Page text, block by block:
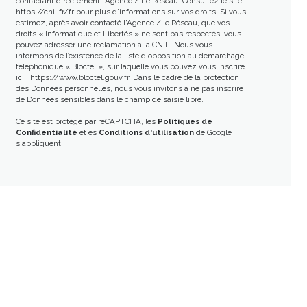
https://cnil.fr/frpour plus d’informations sur vos droits. Si vous
estimez, après avoir contacté l'Agence / le Réseau, que vos
droits « Informatique et Libertés » ne sont pas respectés, vous
pouvez adresser une réclamation à la CNIL. Nous vous
informons de l’existence de la liste d'opposition au démarchage
téléphonique « Bloctel », sur laquelle vous pouvez vous inscrire
ici : https://www.bloctel.gouv.fr. Dans le cadre de la protection
des Données personnelles, nous vous invitons à ne pas inscrire
de Données sensibles dans le champ de saisie libre.
Ce site est protégé par reCAPTCHA, les Politiques de
Confidentialité et es Conditions d'utilisationde Google
s'appliquent.